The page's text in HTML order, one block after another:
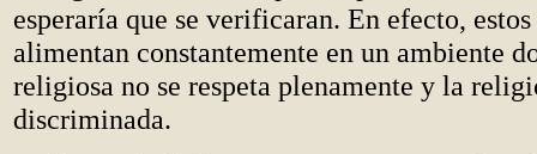
esperaría que se verificaran. En efecto,
alimentan constantemente en un ambiente
religiosa no se respeta plenamente y la
discriminada.